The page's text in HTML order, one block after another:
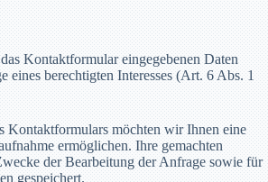
Kontaktformular eingegebenen Daten
eines berechtigten Interesses (Art. 6 Abs. 1
Kontaktformulars möchten wir Ihnen eine
ermöglichen. Ihre gemachten
der Bearbeitung der Anfrage sowie für
gespeichert.